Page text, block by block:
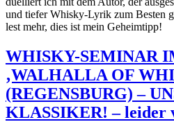
und tiefer Whisky-Lyrik zum Besten
lest mehr, dies ist mein Geheimtipp!
WHISKY-SEMINAR
‚WALHALLA OF
(REGENSBURG) –
KLASSIKER! – leider